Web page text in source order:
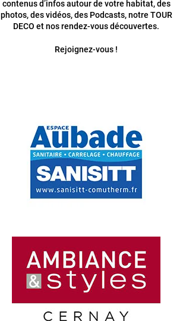
contenus d’infos autour de votre habitat, des
photos, des vidéos, des Podcasts, notre TOUR
DECO et nos rendez-vous découvertes.
Rejoignez-vous !